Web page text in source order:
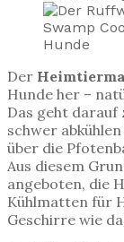
Der
Hunde her –
Das geht darauf
schwer
über die
Aus diesem
angeboten, die
Kühlmatten für
Geschirre wie